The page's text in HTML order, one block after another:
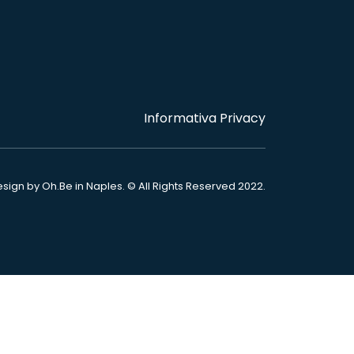
Informativa Privacy
by Oh.Be in Naples. © All Rights Reserved 2022.